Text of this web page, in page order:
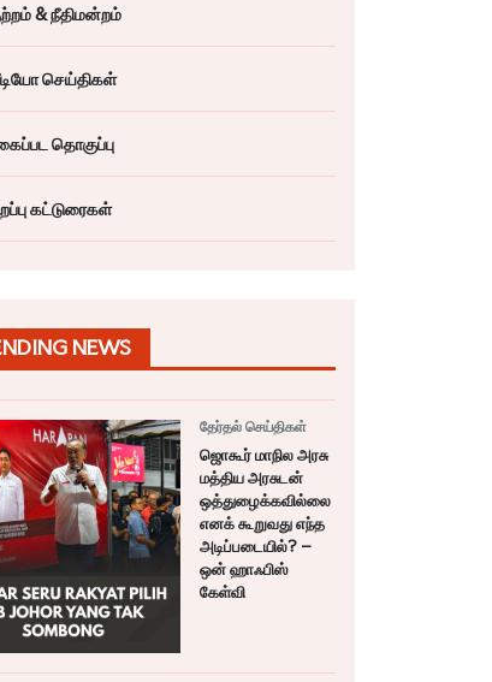
& நீதிமன்றம்
செய்திகள்
தொகுப்பு
கட்டுரைகள்
NEWS
தேர்தல் செய்திகள்
ஜொகூர் மாநில அரசு
மத்திய அரசுடன்
ஒத்துழைக்கவில்லை
எனக் கூறுவது எந்த
அடிப்படையில்? –
ஒன் ஹாஃபிஸ்
கேள்வி